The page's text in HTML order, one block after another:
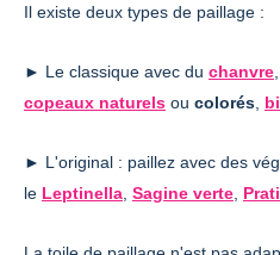
Il existe deux types de paillage :
► Le classique avec du chanvre
copeaux naturels ou colorés
► L'original : paillez avec des
le Leptinella Sagine verte